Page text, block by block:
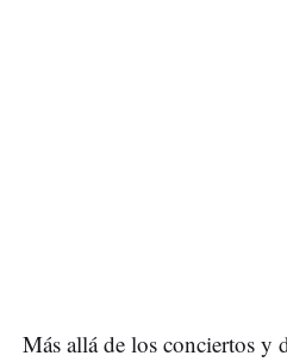
Más allá de los conciertos y